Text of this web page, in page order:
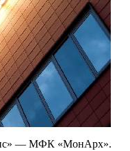
— МФК «МонАрх».